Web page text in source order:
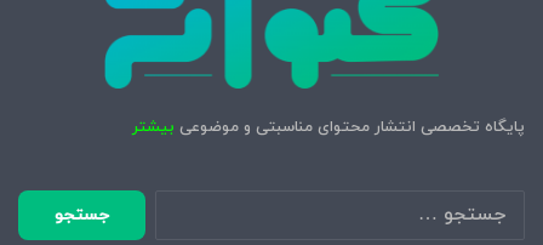
پایگاه تخصصی انتشار محتوای مناسبتی و موضوعی بیشتر
جستجو
برای: